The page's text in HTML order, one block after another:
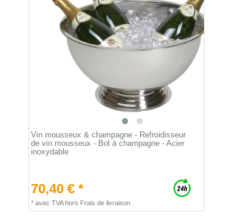
Vin mousseux & champagne - Refroidisseur
de vin mousseux - Bol à champagne - Acier
inoxydable
70,40 € *
* avec TVAhors Frais de livraison